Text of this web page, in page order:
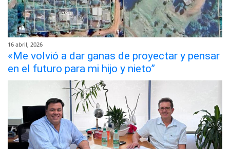
16 abril, 2026
«Me volvió a dar ganas de proyectar y pensar
en el futuro para mi hijo y nieto”